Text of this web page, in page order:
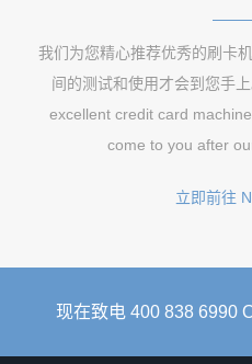
我们为您精心推荐优秀的刷卡
间的测试和使用才会到您手
excellent credit card
come to you after
立即前往
现在致电 400 838 6990